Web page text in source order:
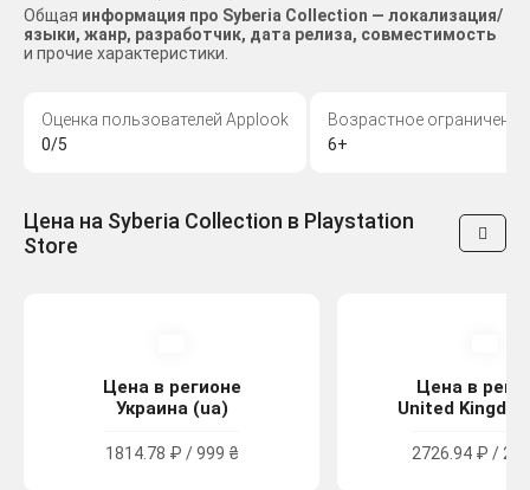
Общая информация про Syberia Collection — локализация/
языки, жанр, разработчик, дата релиза, совместимость
и прочие характеристики.
Оценка пользователей Applook
0/5
Возрастное ограничение
6+
Цена на Syberia Collection в Playstation
Store
Цена в регионе
Украина (ua)
1814.78 ₽ / 999 ₴
Цена в
United
2726.94 ₽ /